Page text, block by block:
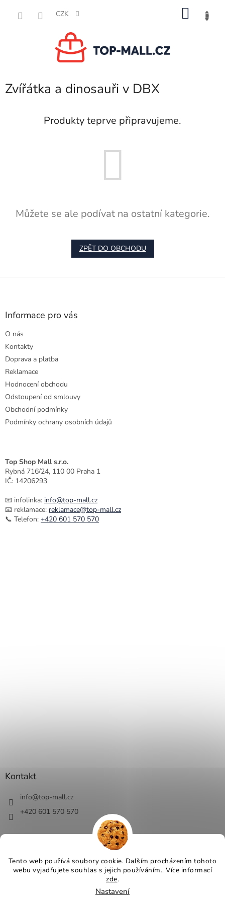
Tento web používá soubory cookie. Dalším procházením tohoto
webu vyjadřujete souhlas s jejich používáním.. Více informací
zde.
Nastavení
CZK
Zvířátka a dinosauři v DBX
Produkty teprve připravujeme.
Můžete se ale podívat na ostatní kategorie.
ZPĚT DO OBCHODU
Z
Informace pro vás
O nás
Kontakty
Doprava a platba
Reklamace
Hodnocení obchodu
Odstoupení od smlouvy
Obchodní podmínky
Podmínky ochrany osobních údajů
Top Shop Mall s.r.o.
Rybná 716/24, 110 00 Praha 1
IČ: 14206293
📧 infolinka: info@top-mall.cz
📧 reklamace: reklamace@top-mall.cz
📞 Telefon: +420 601 570 570
Kontakt
info@top-mall.cz
+420 601 570 570
Vytvořil Shoptet